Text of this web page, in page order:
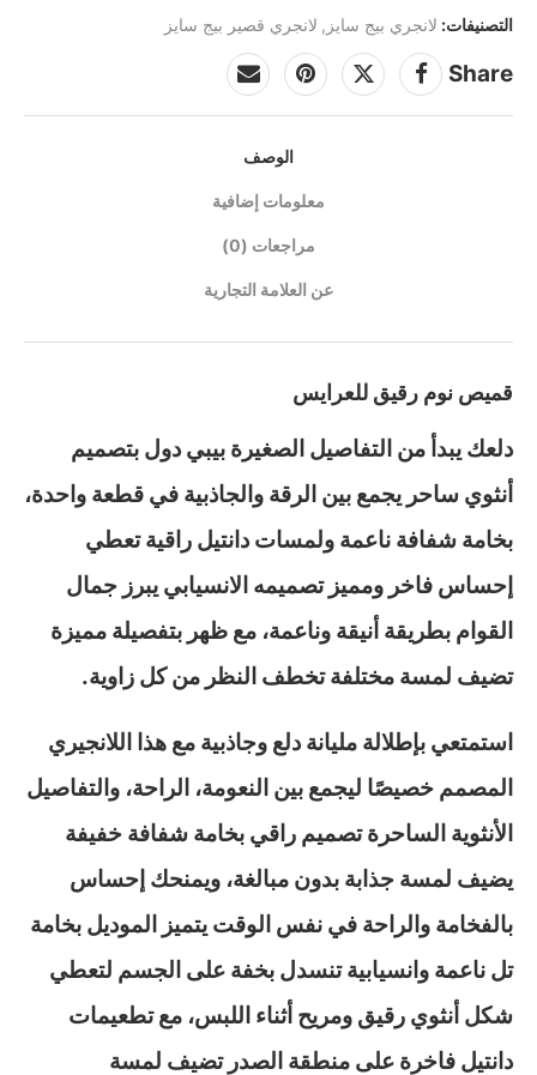
التصنيفات: لانجري بيج سايز , لانجري قصير بيج سايز
Share
الوصف
معلومات إضافية
مراجعات (0)
عن العلامة التجارية
قميص نوم رقيق للعرايس
دلعك يبدأ من التفاصيل الصغيرة بيبي دول بتصميم
أنثوي ساحر يجمع بين الرقة والجاذبية في قطعة واحدة،
بخامة شفافة ناعمة ولمسات دانتيل راقية تعطي
إحساس فاخر ومميز تصميمه الانسيابي يبرز جمال
القوام بطريقة أنيقة وناعمة، مع ظهر بتفصيلة مميزة
تضيف لمسة مختلفة تخطف النظر من كل زاوية.
استمتعي بإطلالة مليانة دلع وجاذبية مع هذا اللانجيري
المصمم خصيصًا ليجمع بين النعومة، الراحة، والتفاصيل
الأنثوية الساحرة تصميم راقي بخامة شفافة خفيفة
يضيف لمسة جذابة بدون مبالغة، ويمنحك إحساس
بالفخامة والراحة في نفس الوقت يتميز الموديل بخامة
تل ناعمة وانسيابية تنسدل بخفة على الجسم لتعطي
شكل أنثوي رقيق ومريح أثناء اللبس، مع تطعيمات
دانتيل فاخرة على منطقة الصدر تضيف لمسة